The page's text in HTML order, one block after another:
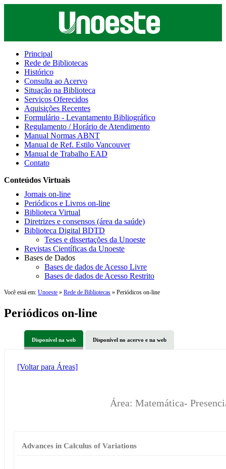
Principal
Rede de Bibliotecas
Histórico
Consulta ao Acervo
Situação na Biblioteca
Serviços Oferecidos
Aquisições Recentes
Formulário - Levantamento Bibliográfico
Regulamento / Horário de Atendimento
Manual Normas ABNT
Manual de Ref. Estilo Vancouver
Manual de Trabalho EAD
Contato
Conteúdos Virtuais
Jornais on-line
Periódicos e Livros on-line
Biblioteca Virtual
Diretrizes e consensos (área da saúde)
Biblioteca Digital BDTD
Teses e dissertações da Unoeste
Revistas Científicas da Unoeste
Bases de Dados
Bases de dados de Acesso Livre
Bases de dados de Acesso Restrito
Você está em: Unoeste » Rede de Bibliotecas » Periódicos on-line
Periódicos on-line
Disponível na web Disponível no acervo e na web
[Voltar para Áreas]
Área: Matemática-
Advances in Calculus of Variations